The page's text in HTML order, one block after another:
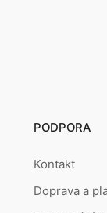
PODPORA
Kontakt
Doprava a